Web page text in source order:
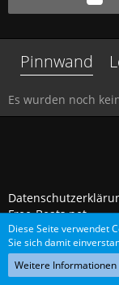
Pinnwand
Es wurden noch
Free-Beats.net
Diese Seite verwendet
Sie sich damit
Weitere Informationen